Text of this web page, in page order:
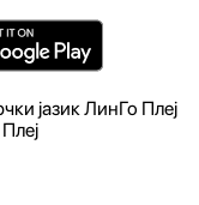
јазик ЛинГо Плеј